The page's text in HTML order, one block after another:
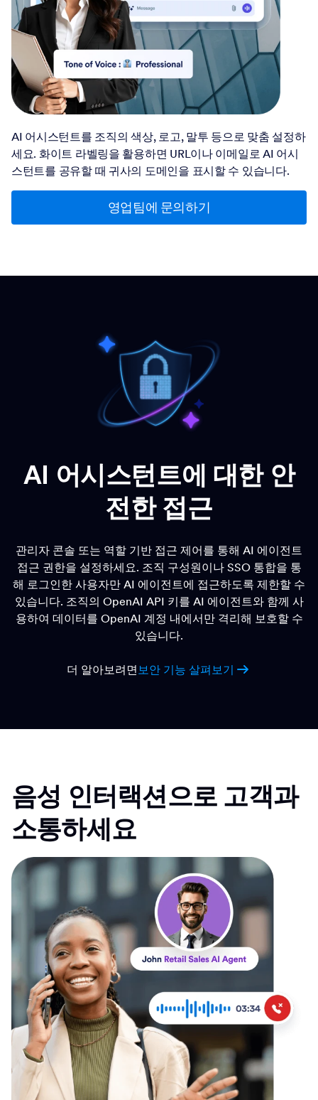
AI 어시스턴트를 조직의 색상, 로고, 말투 등으로 맞춤 설정하
세요. 화이트 라벨링을 활용하면 URL이나 이메일로 AI 어시
스턴트를 공유할 때 귀사의 도메인을 표시할 수 있습니다.
영업팀에 문의하기
AI 어시스턴트에 대한 안
전한 접근
관리자 콘솔 또는 역할 기반 접근 제어를 통해 AI 에이전트
접근 권한을 설정하세요. 조직 구성원이나 SSO 통합을 통
해 로그인한 사용자만 AI 에이전트에 접근하도록 제한할 수
있습니다. 조직의 OpenAI API 키를 AI 에이전트와 함께 사
용하여 데이터를 OpenAI 계정 내에서만 격리해 보호할 수
있습니다.
더 알아보려면 보안 기능 살펴보기
음성 인터랙션으로 고객과
소통하세요